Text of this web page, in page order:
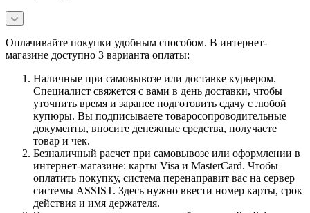
Оплачивайте покупки удобным способом. В интернет-
магазине доступно 3 варианта оплаты:
Наличные при самовывозе или доставке курьером.
Специалист свяжется с вами в день доставки, чтобы
уточнить время и заранее подготовить сдачу с любой
купюры. Вы подписываете товаросопроводительные
документы, вносите денежные средства, получаете
товар и чек.
Безналичный расчет при самовывозе или оформлении в
интернет-магазине: карты Visa и MasterCard. Чтобы
оплатить покупку, система перенаправит вас на сервер
системы ASSIST. Здесь нужно ввести номер карты, срок
действия и имя держателя.